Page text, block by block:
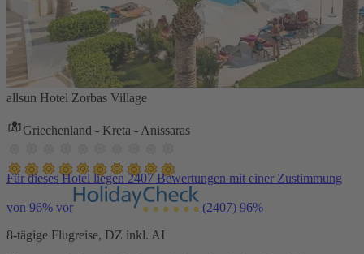
allsun Hotel Zorbas Village
Griechenland - Kreta - Anissaras
Für dieses Hotel liegen 2407 Bewertungen mit einer Zustimmung
von 96% vor (2407) 96%
8-tägige Flugreise, DZ inkl. AI